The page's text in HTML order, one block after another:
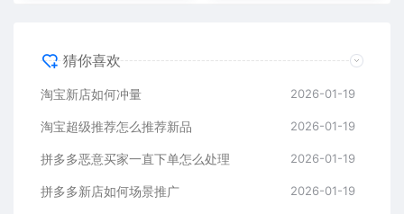
猜你喜欢
淘宝新店如何冲量 2026-01-19
淘宝超级推荐怎么推荐新品 2026-01-19
拼多多恶意买家一直下单怎么处理 2026-01-19
拼多多新店如何场景推广 2026-01-19